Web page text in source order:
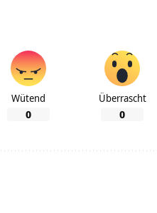
Wütend
0
Überrascht
0